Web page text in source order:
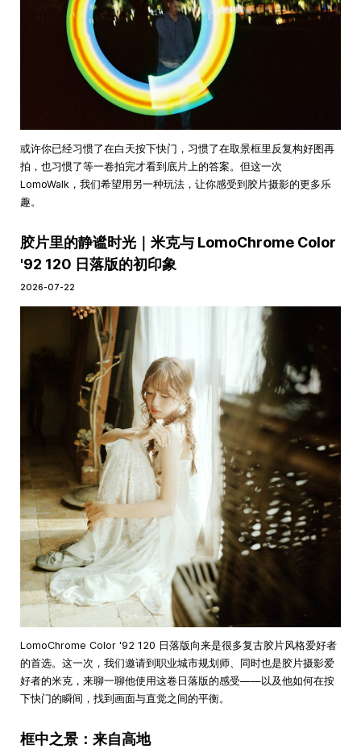
或许你已经习惯了在白天按下快门，习惯了在取景框里反复构好图再
拍，也习惯了等一卷拍完才看到底片上的答案。但这一次
LomoWalk，我们希望用另一种玩法，让你感受到胶片摄影的更多乐
趣。
胶片里的静谧时光｜米克与 LomoChrome Color
'92 120 日落版的初印象
2026-07-22
LomoChrome Color '92 120 日落版向来是很多复古胶片风格爱好者
的首选。这一次，我们邀请到职业城市规划师、同时也是胶片摄影爱
好者的米克，来聊一聊他使用这卷日落版的感受——以及他如何在按
下快门的瞬间，找到画面与直觉之间的平衡。
框中之景：来自高地